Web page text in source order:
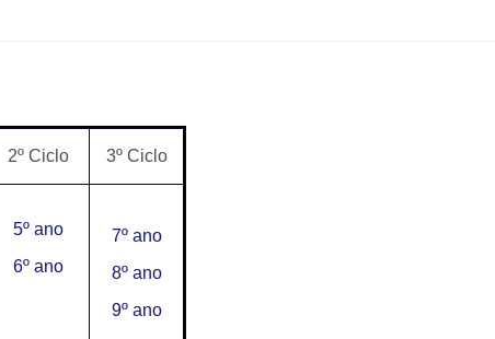
2º Ciclo 3º Ciclo
5º ano
6º ano
7º ano
8º ano
9º ano